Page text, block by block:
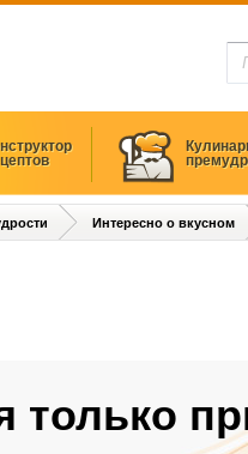
Интересно о вкусном
только